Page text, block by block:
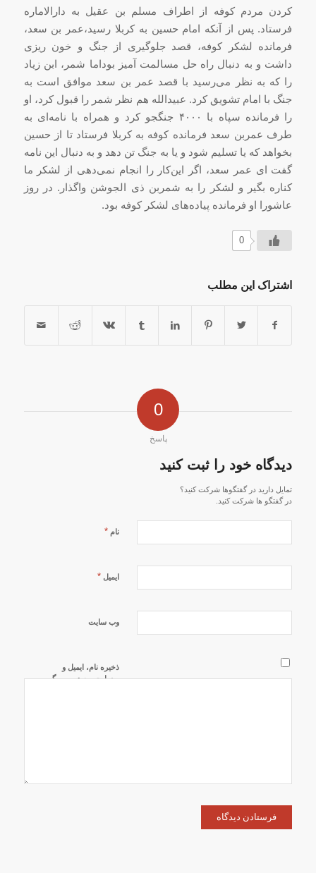
کردن مردم کوفه از اطراف مسلم بن عقیل به دارالاماره
فرستاد. پس از آنکه امام حسین به کربلا رسید،عمر بن سعد،
فرمانده لشکر کوفه، قصد جلوگیری از جنگ و خون ریزی
داشت و به دنبال راه حل مسالمت آمیز بوداما شمر، ابن زیاد
را که به نظر می‌رسید با قصد عمر بن سعد موافق است به
جنگ با امام تشویق کرد. عبیدالله هم نظر شمر را قبول کرد، او
را فرمانده سپاه با ۴۰۰۰ جنگجو کرد و همراه با نامه‌ای به
طرف عمربن سعد فرمانده کوفه به کربلا فرستاد تا از حسین
بخواهد که یا تسلیم شود و یا به جنگ تن دهد و به دنبال این نامه
گفت ای عمر سعد، اگر این‌کار را انجام نمی‌دهی از لشکر ما
کناره بگیر و لشکر را به شمربن ذی الجوشن واگذار. در روز
عاشورا او فرمانده پیاده‌های لشکر کوفه بود.
0
اشتراک این مطلب
0
پاسخ
دیدگاه خود را ثبت کنید
تمایل دارید در گفتگوها شرکت کنید؟
در گفتگو ها شرکت کنید.
نام *
ایمیل *
وب‌ سایت
ذخیره نام، ایمیل و
وبسایت من در مرورگر